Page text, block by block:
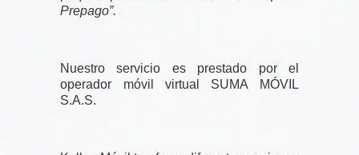
Prepago”.
Nuestro servicio es prestado por el
operador móvil virtual SUMA MÓVIL
S.A.S.